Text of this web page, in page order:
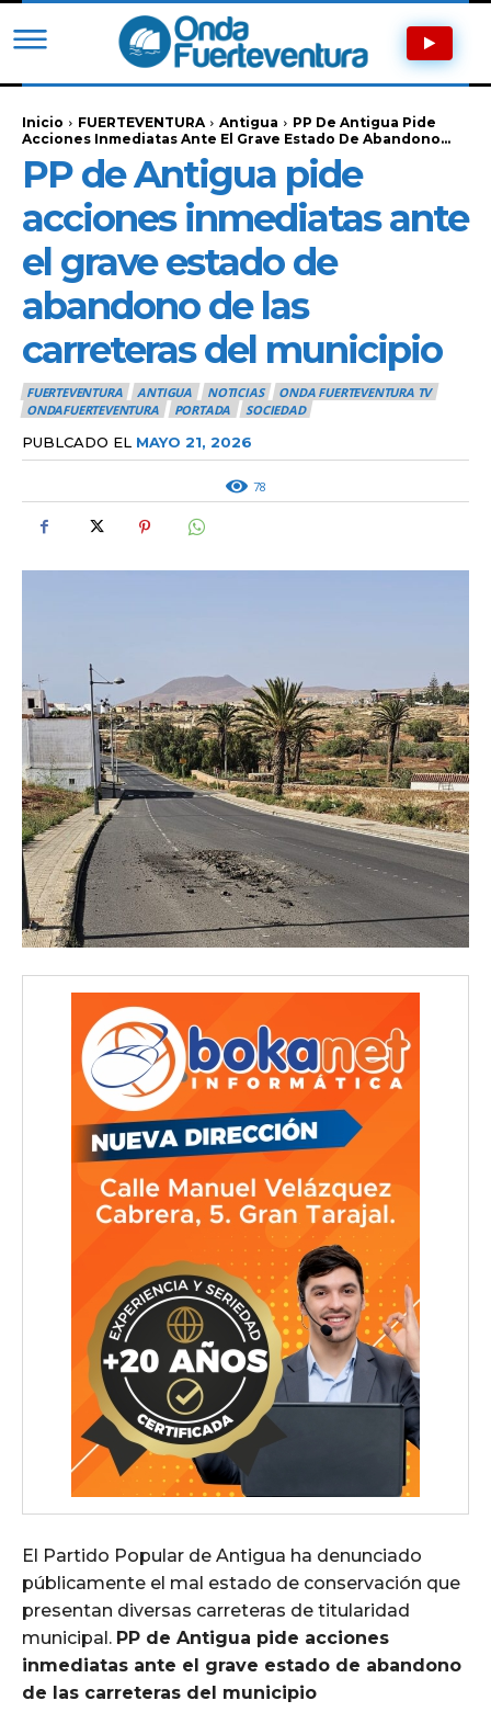
Inicio FUERTEVENTURA Antigua
PP De Antigua Pide
Acciones Inmediatas Ante El Grave Estado De Abandono...
PP de Antigua pide
acciones inmediatas ante
el grave estado de
abandono de las
carreteras del municipio
FUERTEVENTURA ANTIGUA NOTICIAS
ONDA FUERTEVENTURA TV
ONDAFUERTEVENTURA
PORTADA SOCIEDAD
PUBLCADO EL MAYO 21, 2026
78
El Partido Popular de Antigua ha denunciado
públicamente el mal estado de conservación que
presentan diversas carreteras de titularidad
municipal. PP de Antigua pide acciones
inmediatas ante el grave estado de abandono
de las carreteras del municipio